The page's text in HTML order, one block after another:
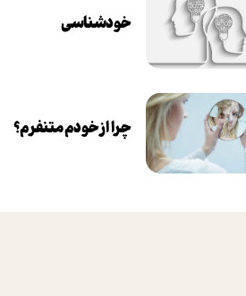
خودشناسی
چرا از خودم متنفرم؟